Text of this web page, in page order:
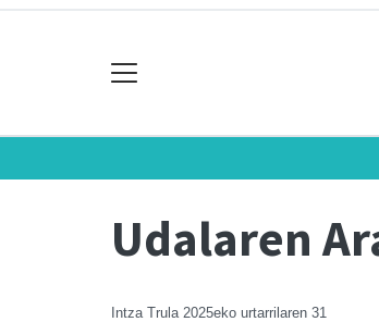
Udalaren
Intza Trula 2025eko urtarrilaren 31